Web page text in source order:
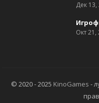
Дек 13,
Окт 21,
© 2020 - 2025 KinoGames -